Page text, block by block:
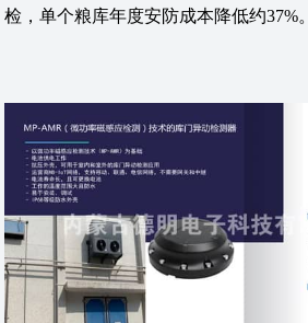
检，单个粮库年度安防成本降低约37%。